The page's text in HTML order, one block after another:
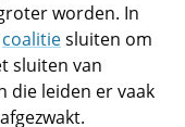
worden. In
coalitiesluiten om
sluiten van
die leiden er vaak